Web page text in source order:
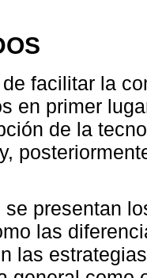
facilitar la
en primer
de la
se presentan
las
las